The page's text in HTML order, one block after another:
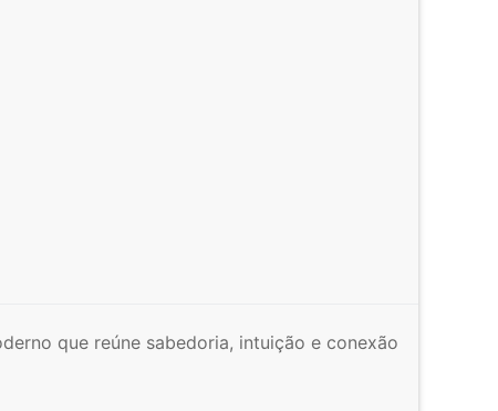
que reúne sabedoria, intuição e conexão